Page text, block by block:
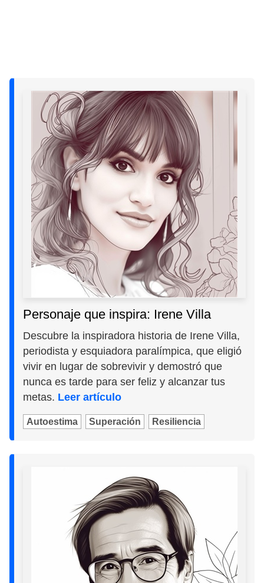
Personaje que inspira: Irene Villa
Descubre la inspiradora historia de Irene Villa,
periodista y esquiadora paralímpica, que eligió
vivir en lugar de sobrevivir y demostró que
nunca es tarde para ser feliz y alcanzar tus
metas. Leer artículo
Autoestima Superación Resiliencia